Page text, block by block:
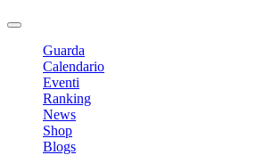
Guarda
Calendario
Eventi
Ranking
News
Shop
Blogs